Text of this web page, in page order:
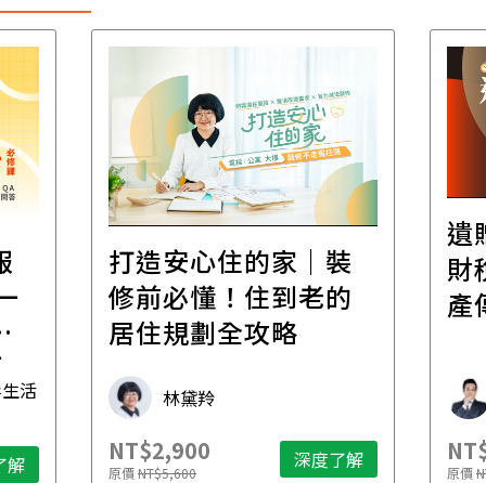
活
解
打造安心住的家｜裝
修前必懂！住到老的
居住規劃全攻略
林黛羚
NT$2,900
原價NT$5,600 深度了解
遺
財
產
原價